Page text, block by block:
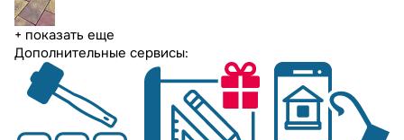
+ показать еще
Дополнительные сервисы: